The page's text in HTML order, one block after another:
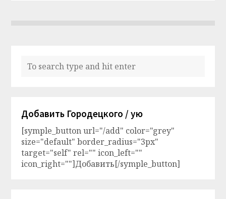
Добавить Городецкого / ую
[symple_button url="/add" color="grey"
size="default" border_radius="3px"
target="self" rel="" icon_left=""
icon_right=""]Добавить[/symple_button]